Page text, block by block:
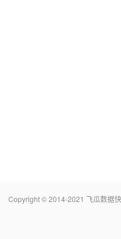
Copyright © 2014-2021 飞瓜数据